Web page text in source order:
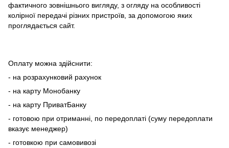
фактичного зовнішнього вигляду, з огляду на особливості
колірної передачі різних пристроїв, за допомогою яких
проглядається сайт.
Оплату можна здійснити:
- на розрахунковий рахунок
- на карту Монобанку
- на карту ПриватБанку
- готовою при отриманні, по передоплаті (суму передоплати
вказує менеджер)
- готовкою при самовивозі